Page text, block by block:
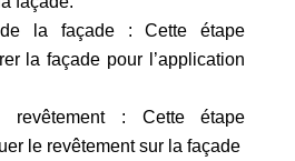
de la façade : Cette étape
la façade pour l’application
revêtement : Cette étape
le revêtement sur la façade